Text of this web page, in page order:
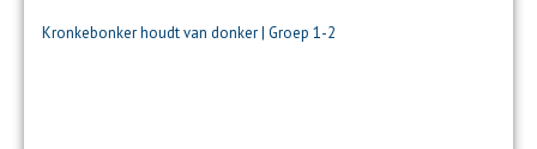
Kronkebonker houdt van donker | Groep 1-2